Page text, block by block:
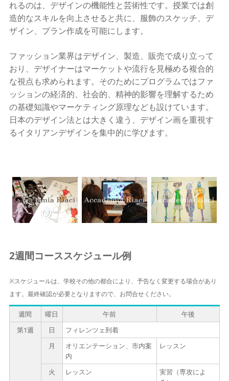
れるのは、デザインの機能性と芸術性です。授業では創
造的なスキルを向上させると共に、服飾のスケッチ、デ
ザイン、プラン作成を可能にします。
ファッション業界はデザイン、製造、販売で成り立って
おり、デザイナーはマーケットや流行を見極める複合的
な視点も求められます。そのためにプログラムではファ
ッションの経済的、社会的、精神的影響を理解するため
の基礎知識やマーケティング原理なども設けています。
日本のデザイン法とは大きく違う、デザイン画を重視す
るイタリアンデザインを集中的に学びます。
2週間コーススケジュール例
※スケジュールは、学校その他の都合により、予告なく変更する場合があり
ます。最終確認が必要となりますので、お問合せください。
週間 曜日 午前
午後
第1週
日
フィレンツェ到着
月
オリエンテーション、市内案
内
レッスン
火 レッスン
実習（専攻によ